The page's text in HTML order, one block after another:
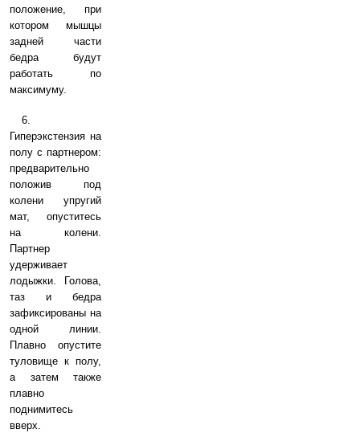
положение, при
котором мышцы
задней части
бедра будут
работать по
максимуму.
6.
Гиперэкстензия на
полу с партнером:
предварительно
положив под
колени упругий
мат, опуститесь
на колени.
Партнер
удерживает
лодыжки. Голова,
таз и бедра
зафиксированы на
одной линии.
Плавно опустите
туловище к полу,
а затем также
плавно
поднимитесь
вверх.